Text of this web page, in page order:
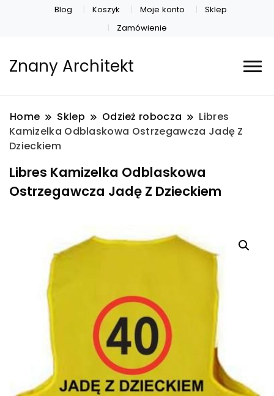
Blog Koszyk Moje konto
Sklep
Zamówienie
Znany Architekt
Home Sklep Odzież robocza
Libres
Kamizelka Odblaskowa Ostrzegawcza Jadę Z
Dzieckiem
Libres Kamizelka Odblaskowa
Ostrzegawcza Jadę Z Dzieckiem